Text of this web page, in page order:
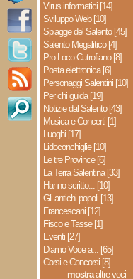
Virus informatici [14]
Sviluppo Web [10]
Spiagge del Salento [45]
Salento Megalitico [4]
Pro Loco Cutrofiano [8]
Posta elettronica [6]
Personaggi Salentini [10]
Per chi guida [19]
Notizie dal Salento [43]
Musica e Concerti [1]
Luoghi [17]
Lidoconchiglie [10]
Le tre Province [6]
La Terra Salentina [33]
Hanno scritto... [10]
Gli antichi popoli [13]
Francescani [12]
Fisco e Tasse [1]
Eventi [27]
Diamo Voce a... [65]
Corsi e Concorsi [8]
mostraaltre voci